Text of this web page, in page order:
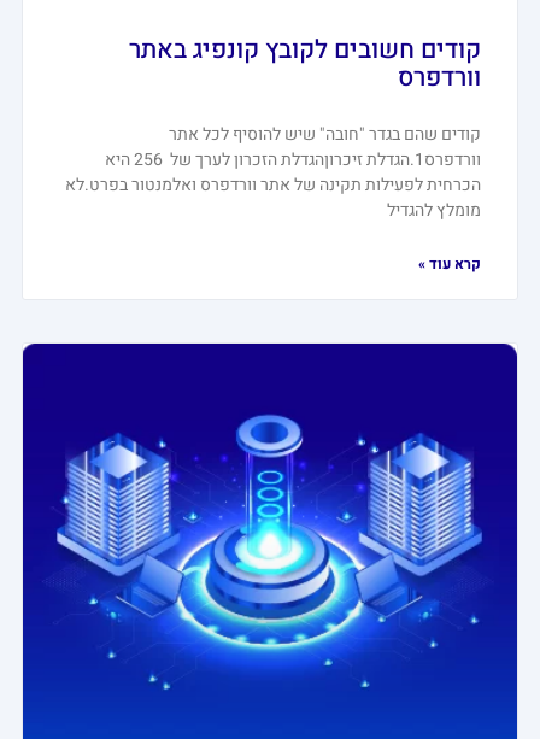
קודים חשובים לקובץ קונפיג באתר
וורדפרס
קודים שהם בגדר "חובה" שיש להוסיף לכל אתר
וורדפרס1.הגדלת זיכרוןהגדלת הזכרון לערך של 256 היא
הכרחית לפעילות תקינה של אתר וורדפרס ואלמנטור בפרט.לא
מומלץ להגדיל
קרא עוד »